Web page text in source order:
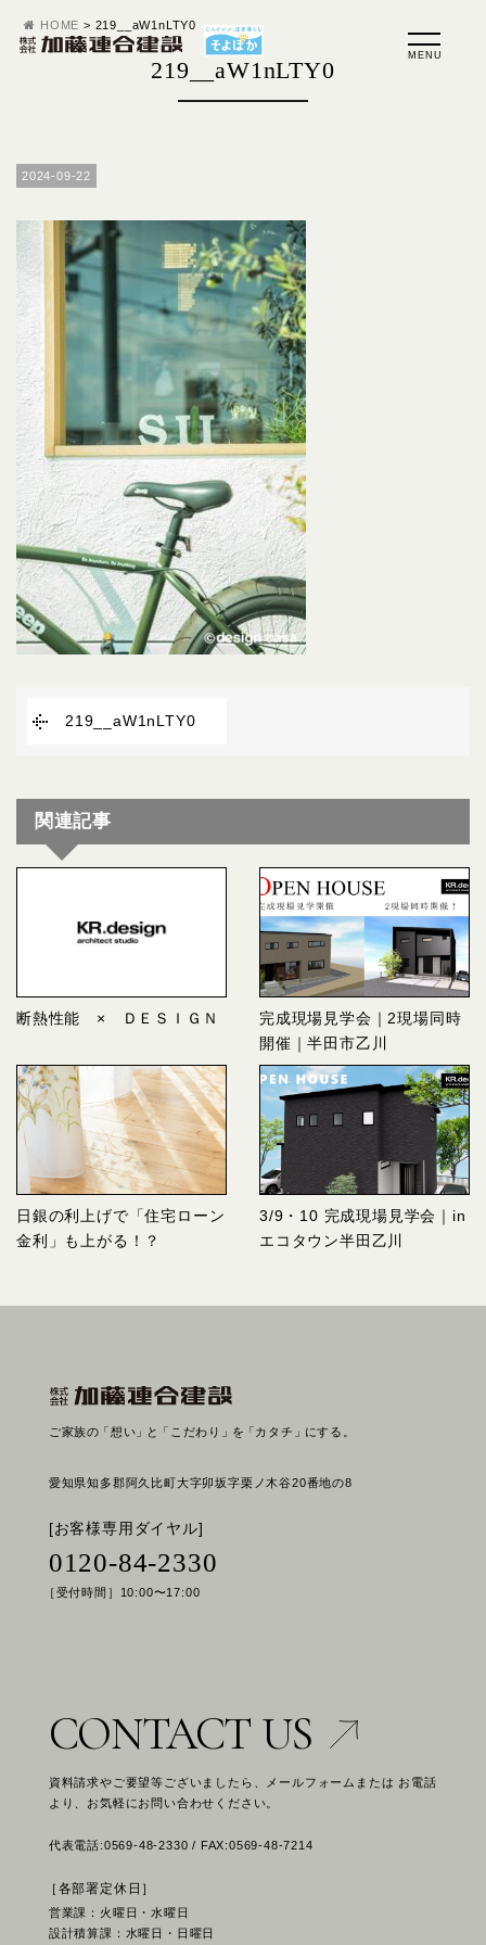
HOME > 219__aW1nLTY0
219__aW1nLTY0
2024-09-22
219__aW1nLTY0
関連記事
断熱性能 × ＤＥＳＩＧＮ
完成現場見学会｜2現場同時
開催｜半田市乙川
日銀の利上げで「住宅ローン
金利」も上がる！？
3/9・10 完成現場見学会｜in
エコタウン半田乙川
ご家族の「想い」と 「こだわり」を「カタチ」にする。
愛知県知多郡阿久比町大字卯坂字栗ノ木谷20番地の8
[お客様専用ダイヤル]
0120-84-2330
［受付時間］10:00〜17:00
CONTACT US
資料請求やご要望等ございましたら、メールフォームまたは お電話
より、お気軽にお問い合わせください。
代表電話:0569-48-2330 / FAX:0569-48-7214
［各部署定休日］
営業課：火曜日・水曜日
設計積算課：水曜日・日曜日